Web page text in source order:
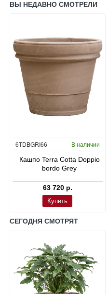
ВЫ НЕДАВНО СМОТРЕЛИ
6TDBGRI66 В наличии
Кашпо Terra Cotta Doppio
bordo Grey
63 720 р.
Купить
СЕГОДНЯ СМОТРЯТ